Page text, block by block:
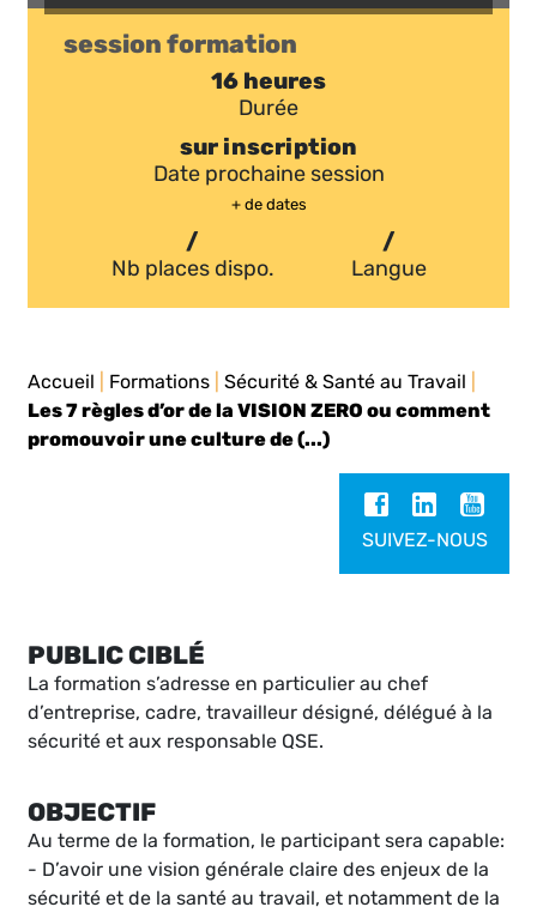
session formation
16 heures
Durée
sur inscription
Date prochaine session
+ de dates
/
Nb places dispo.
/
Langue
Accueil Formations |Sécurité & Santé au Travail
Les 7 règles d’or de la VISION ZERO ou comment
promouvoir une culture de (...)
SUIVEZ-NOUS
PUBLIC CIBLÉ
La formation s’adresse en particulier au chef
d’entreprise, cadre, travailleur désigné, délégué à la
sécurité et aux responsable QSE.
OBJECTIF
Au terme de la formation, le participant sera capable:
- D’avoir une vision générale claire des enjeux de la
sécurité et de la santé au travail, et notamment de la